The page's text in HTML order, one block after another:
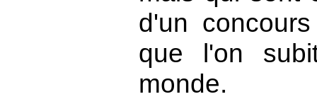
d'un
que l'on
monde.